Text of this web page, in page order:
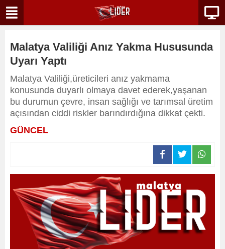
Malatya Valiliği Anız Yakma Hususunda
Uyarı Yaptı
Malatya Valiliği,üreticileri anız yakmama
konusunda duyarlı olmaya davet ederek,yaşanan
bu durumun çevre, insan sağlığı ve tarımsal üretim
açısından ciddi riskler barındırdığına dikkat çekti.
GÜNCEL